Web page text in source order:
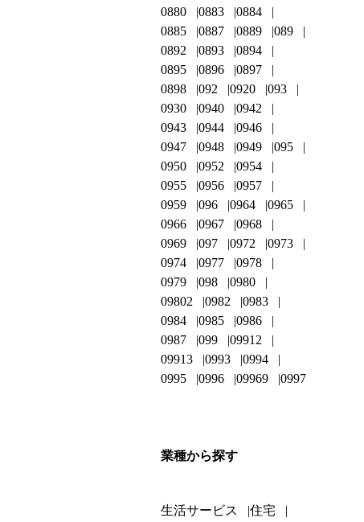
0880
0883
0884
0885
0887 0889
089
0892
0893
0894
0895
0896
0897
0898
092 0920
093
0930
0940
0942
0943
0944
0946
0947
0948 0949
095
0950
0952
0954
0955
0956
0957
0959
096 0964
0965
0966
0967
0968
0969
097 0972
0973
0974
0977
0978
0979
098
0980
09802
0982
0983
0984
0985
0986
0987
099
09912
09913
0993
0994
0995
0996 09969 0997
業種から探す
生活サービス 住宅